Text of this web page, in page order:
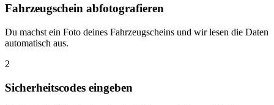
Fahrzeugschein abfotografieren
Du machst ein Foto deines Fahrzeugscheins und wir lesen die Daten
automatisch aus.
2
Sicherheitscodes eingeben